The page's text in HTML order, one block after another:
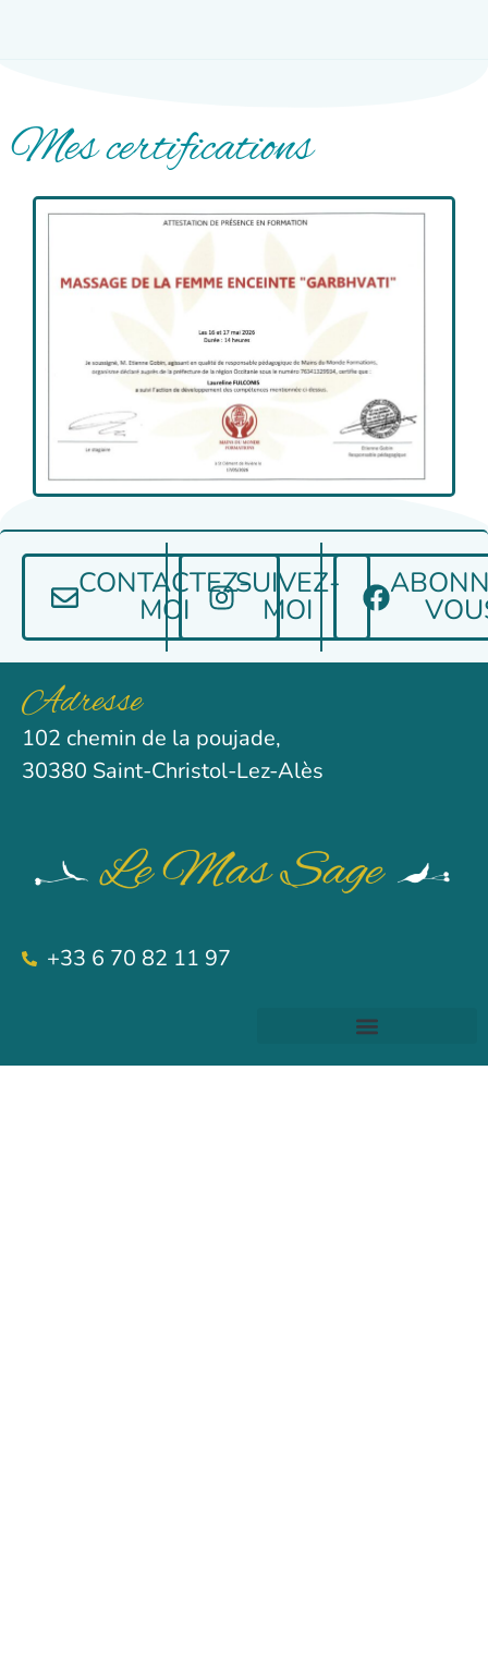
Mes certifications
CONTACTEZ-
MOI
SUIVEZ-
MOI
Adresse
102 chemin de la poujade,
30380 Saint-Christol-Lez-Alès
+33 6 70 82 11 97